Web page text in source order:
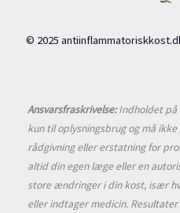
© 2025
Ansvarsfraskrivelse:Indholdet på
kun til oplysningsbrug og må
rådgivning eller erstatning for
altid din egen læge eller en
store ændringer i din kost, især
eller indtager medicin.